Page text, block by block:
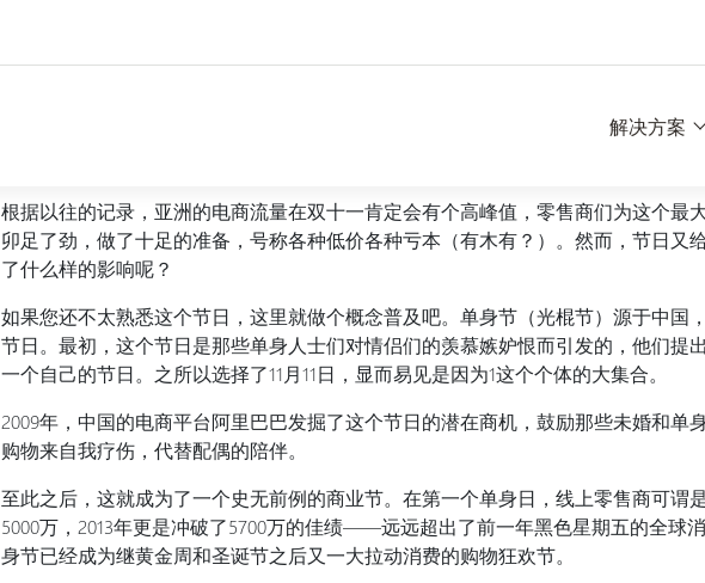
解决方案
根据以往的记录，亚洲的电商流量在双十一肯定会有个高峰值，零售商们为这个最
卯足了劲，做了十足的准备，号称各种低价各种亏本（有木有？）。然而，节日又
了什么样的影响呢？
如果您还不太熟悉这个节日，这里就做个概念普及吧。单身节（光棍节）源于中国
节日。最初，这个节日是那些单身人士们对情侣们的羡慕嫉妒恨而引发的，他们提
一个自己的节日。之所以选择了11月11日，显而易见是因为1这个个体的大集合。
2009年，中国的电商平台阿里巴巴发掘了这个节日的潜在商机，鼓励那些未婚和单
购物来自我疗伤，代替配偶的陪伴。
至此之后，这就成为了一个史无前例的商业节。在第一个单身日，线上零售商可谓
5000万，2013年更是冲破了5700万的佳绩——远远超出了前一年黑色星期五的全球
身节已经成为继黄金周和圣诞节之后又一大拉动消费的购物狂欢节。